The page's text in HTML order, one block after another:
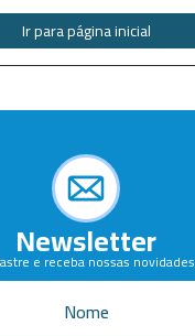
Ir para página inicial
Newsletter
e receba nossas novidades